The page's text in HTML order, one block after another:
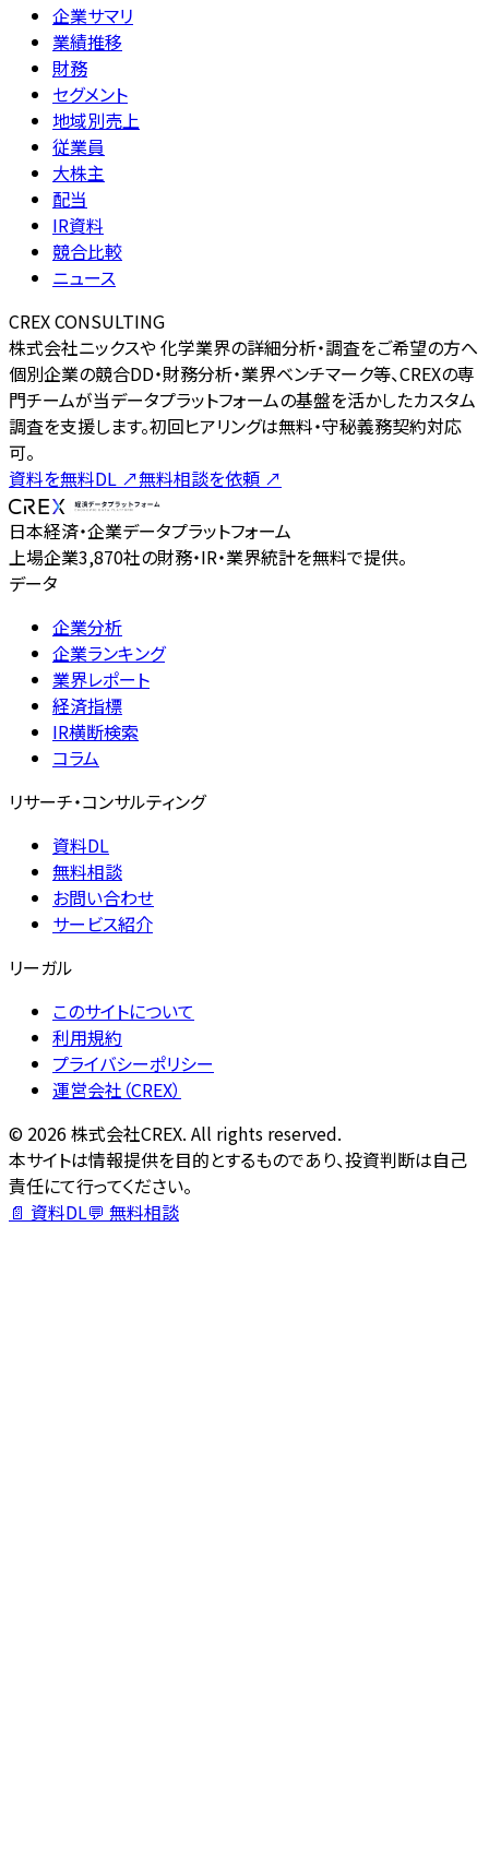
企業サマリ
業績推移
財務
セグメント
地域別売上
従業員
大株主
配当
IR資料
競合比較
ニュース
CREX CONSULTING
株式会社ニックスや 化学業界の詳細分析・調査をご希望の方へ
個別企業の競合DD・財務分析・業界ベンチマーク等、CREXの専
門チームが当データプラットフォームの基盤を活かしたカスタム
調査を支援します。初回ヒアリングは無料・守秘義務契約対応
可。
資料を無料DL ↗無料相談を依頼 ↗
日本経済・企業データプラットフォーム
上場企業3,870社の財務・IR・業界統計を無料で提供。
データ
企業分析
企業ランキング
業界レポート
経済指標
IR横断検索
コラム
リサーチ・コンサルティング
資料DL
無料相談
お問い合わせ
サービス紹介
リーガル
このサイトについて
利用規約
プライバシーポリシー
運営会社（CREX）
© 2026株式会社CREX. All rights reserved.
本サイトは情報提供を目的とするものであり、投資判断は自己
責任にて行ってください。
📄 資料DL💬 無料相談